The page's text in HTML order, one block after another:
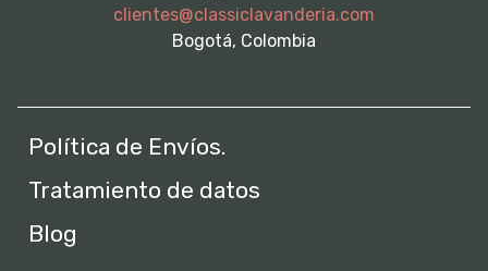
clientes@classiclavanderia.com
Bogotá, Colombia
Política de Envíos.
Tratamiento de datos
Blog